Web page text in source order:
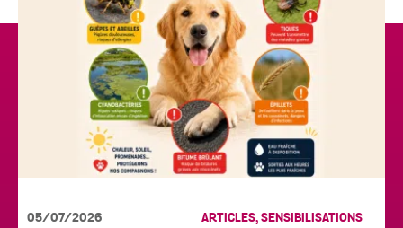
05/07/2026 ARTICLES, SENSIBILISATIONS